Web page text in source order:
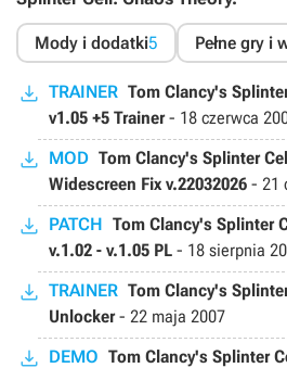
Mody i dodatki5 Pełne gry i
TRAINER Tom Clancy's
v1.05 +5 Trainer- 18 czerwca
MOD Tom Clancy's Splinter
Widescreen Fix v.22032026 - 21
PATCH Tom Clancy's Splinter
v.1.02 - v.1.05 PL - 18 sierpnia
TRAINER Tom Clancy's
Unlocker- 22 maja 2007
DEMO Tom Clancy's Splinter